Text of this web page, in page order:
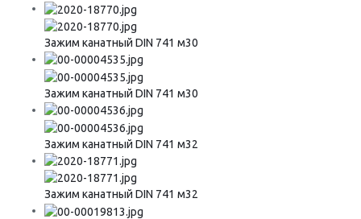
Зажим канатный DIN 741 м30
Зажим канатный DIN 741 м30
Зажим канатный DIN 741 м32
Зажим канатный DIN 741 м32